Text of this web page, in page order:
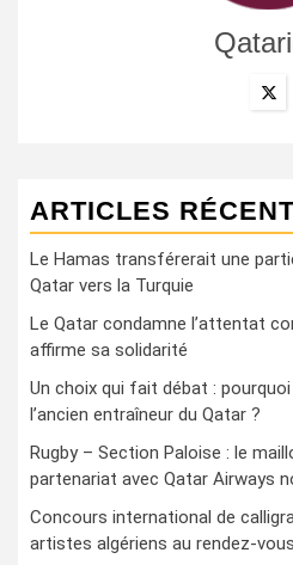
ARTICLES
Le Hamas transférerait une
Qatar vers la Turquie
Le Qatar condamne l’attentat
affirme sa solidarité
Un choix qui fait débat :
l’ancien entraîneur du Qatar ?
Rugby – Section Paloise : le
partenariat avec Qatar Airways
Concours international de
artistes algériens au rendez-vous